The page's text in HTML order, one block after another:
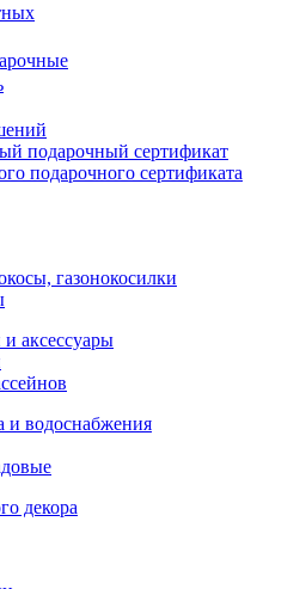
подарочный сертификат
газонокосилки
аксессуары
и водоснабжения
декора